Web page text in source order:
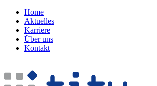
Home
Aktuelles
Karriere
Über uns
Kontakt